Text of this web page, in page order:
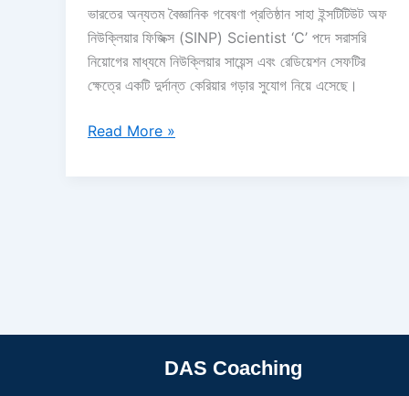
ভারতের অন্যতম বৈজ্ঞানিক গবেষণা প্রতিষ্ঠান সাহা ইন্সটিটিউট অফ
নিউক্লিয়ার ফিজিক্স (SINP) Scientist ‘C’ পদে সরাসরি
নিয়োগের মাধ্যমে নিউক্লিয়ার সায়েন্স এবং রেডিয়েশন সেফটির
ক্ষেত্রে একটি দুর্দান্ত কেরিয়ার গড়ার সুযোগ নিয়ে এসেছে।
Read More »
DAS Coaching